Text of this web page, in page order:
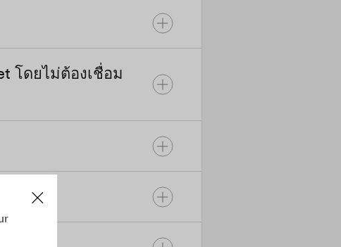
แนะนำแบบ
อขอรับการ
สอบที่
ณหภูมิ หรือ
ถานีตรวจ
ออร์ เช่น
เราได้
โดยไม่ต้องเชื่อม
องคุณจะ
บอนุญาต